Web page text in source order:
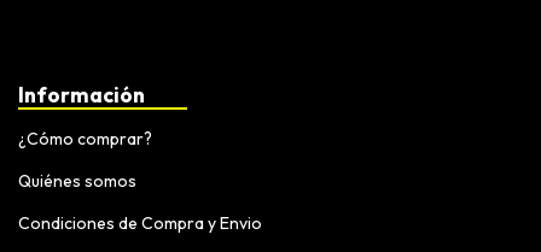
Información
¿Cómo comprar?
Quiénes somos
Condiciones de Compra y Envio